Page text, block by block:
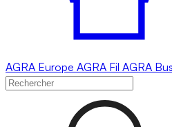
AGRA Europe AGRA Fil AGRA